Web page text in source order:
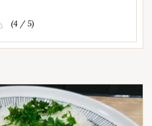
(4 / 5)